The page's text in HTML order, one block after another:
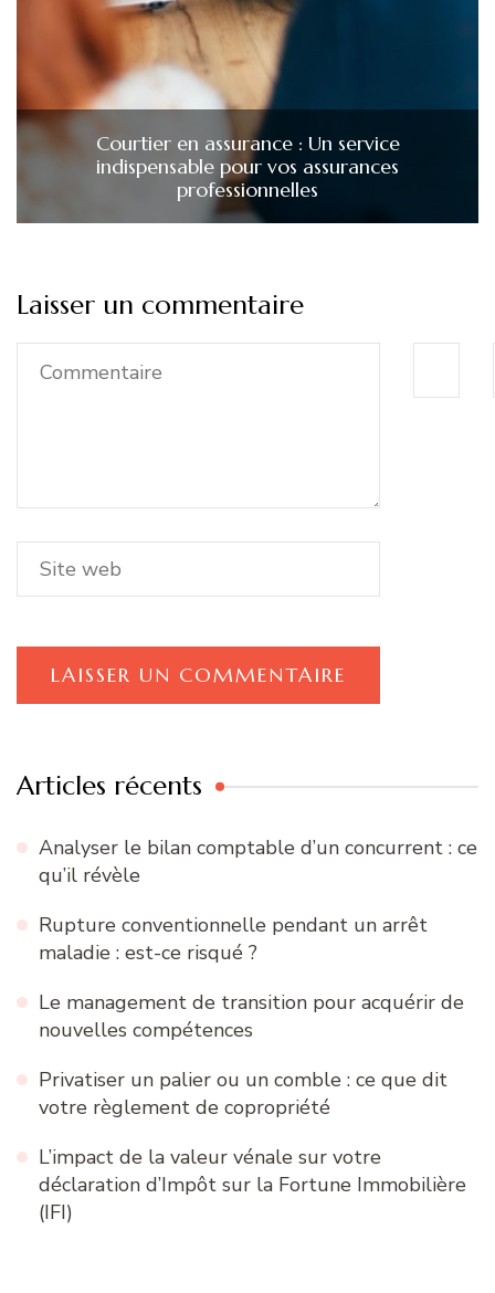
Courtier en assurance : Un service
indispensable pour vos assurances
professionnelles
Laisser un commentaire
Articles récents
Analyser le bilan comptable d’un concurrent : ce
qu’il révèle
Rupture conventionnelle pendant un arrêt
maladie : est-ce risqué ?
Le management de transition pour acquérir de
nouvelles compétences
Privatiser un palier ou un comble : ce que dit
votre règlement de copropriété
L’impact de la valeur vénale sur votre
déclaration d’Impôt sur la Fortune Immobilière
(IFI)